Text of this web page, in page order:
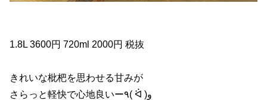
1.8L 3600円 720ml 2000円 税抜
きれいな枇杷を思わせる甘みが
さらっと軽快で心地良いー٩( ᐛ )و